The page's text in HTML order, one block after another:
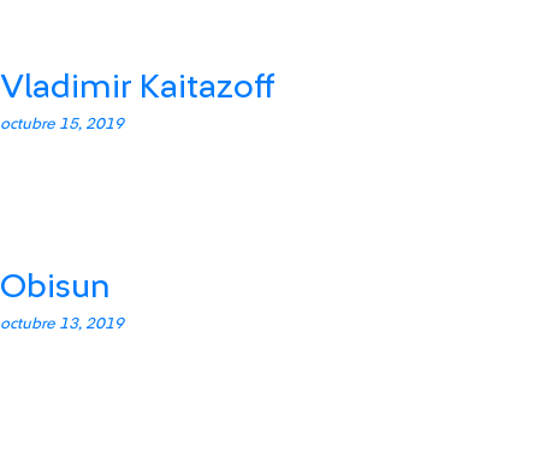
Vladimir Kaitazoff
octubre 15, 2019
Obisun
octubre 13, 2019